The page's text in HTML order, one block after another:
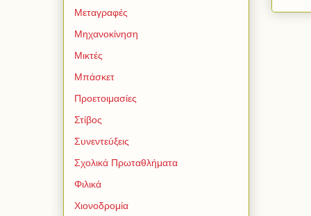
Μεταγραφές
Μηχανοκίνηση
Μικτές
Μπάσκετ
Προετοιμασίες
Στίβος
Συνεντεύξεις
Σχολικά Πρωταθλήματα
Φιλικά
Χιονοδρομία